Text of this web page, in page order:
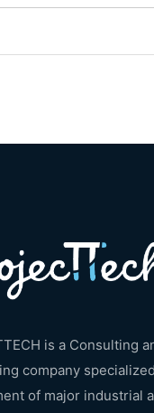
is a Consulting
company
of major industrial